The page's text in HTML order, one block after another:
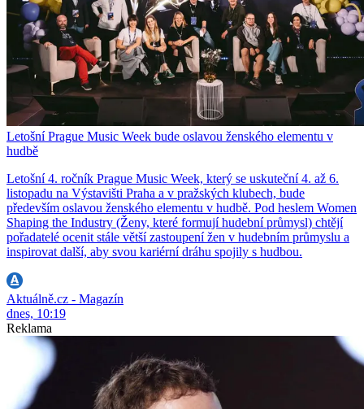
Letošní Prague Music Week bude oslavou ženského elementu v
hudbě
Letošní 4. ročník Prague Music Week, který se uskuteční 4. až 6.
listopadu na Výstavišti Praha a v pražských klubech, bude
především oslavou ženského elementu v hudbě. Pod heslem Women
Shaping the Industry (Ženy, které formují hudební průmysl) chtějí
pořadatelé ocenit stále větší zastoupení žen v hudebním průmyslu a
inspirovat další, aby svou kariérní dráhu spojily s hudbou.
Aktuálně.cz - Magazín
dnes, 10:19
Reklama